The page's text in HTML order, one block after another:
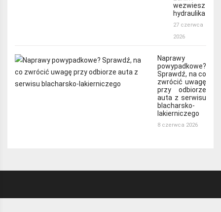
wezwiesz
hydraulika
27 czerwca
2026
Naprawy
powypadkowe?
Sprawdź, na co
zwrócić uwagę
przy odbiorze
auta z serwisu
blacharsko-
lakierniczego
8 czerwca 2026